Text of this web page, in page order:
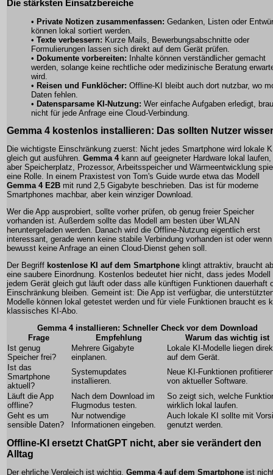
Die stärksten Einsatzbereiche
• Private Notizen zusammenfassen: Gedanken, Listen oder
können lokal sortiert werden.
• Texte verbessern: Kurze Mails, Bewerbungsabschnitte oder
Formulierungen lassen sich direkt auf dem Gerät prüfen.
• Dokumente vorbereiten: Inhalte können verständlicher gemacht
werden, solange keine rechtliche oder medizinische Beratung
wird.
• Reisen und Funklöcher: Offline-KI bleibt auch dort nutzbar, wo
Daten fehlen.
• Datensparsame KI-Nutzung: Wer einfache Aufgaben erledigt,
nicht für jede Anfrage eine Cloud-Verbindung.
Gemma 4 kostenlos installieren: Das sollten Nutzer
Die wichtigste Einschränkung zuerst: Nicht jedes Smartphone wird lokale
gleich gut ausführen. Gemma 4kann auf geeigneter Hardware lokal laufen,
aber Speicherplatz, Prozessor, Arbeitsspeicher und Wärmeentwicklung
eine Rolle. In einem Praxistest von Tom's Guide wurde etwa das Modell
Gemma 4 E2B mit rund 2,5 Gigabyte beschrieben. Das ist für moderne
Smartphones machbar, aber kein winziger Download.
Wer die App ausprobiert, sollte vorher prüfen, ob genug freier Speicher
vorhanden ist. Außerdem sollte das Modell am besten über WLAN
heruntergeladen werden. Danach wird die Offline-Nutzung eigentlich erst
interessant, gerade wenn keine stabile Verbindung vorhanden ist oder wenn
bewusst keine Anfrage an einen Cloud-Dienst gehen soll.
Der Begriff kostenlose KI auf dem Smartphone klingt attraktiv, braucht
eine saubere Einordnung. Kostenlos bedeutet hier nicht, dass jedes Modell
jedem Gerät gleich gut läuft oder dass alle künftigen Funktionen dauerhaft
Einschränkung bleiben. Gemeint ist: Die App ist verfügbar, die
Modelle können lokal getestet werden und für viele Funktionen braucht es
klassisches KI-Abo.
Gemma 4 installieren: Schneller Check vor dem Download
Frage
Empfehlung
Warum das wichtig ist
Ist genug
Speicher frei?
Mehrere Gigabyte
einplanen.
Lokale KI-Modelle liegen
auf dem Gerät.
Ist das
Smartphone
aktuell?
Systemupdates
installieren.
Neue KI-Funktionen
von aktueller Software.
Läuft die App
offline?
Nach dem Download im
Flugmodus testen.
So zeigt sich, welche
wirklich lokal laufen.
Geht es um
sensible Daten?
Nur notwendige
Informationen eingeben.
Auch lokale KI sollte mit
genutzt werden.
Offline-KI ersetzt ChatGPT nicht, aber sie verändert den
Alltag
Der ehrliche Vergleich ist wichtig. Gemma 4 auf dem Smartphone ist